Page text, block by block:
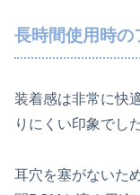
長時間使用時の
装着感は非常に快
りにくい印象でした
耳穴を塞がないた